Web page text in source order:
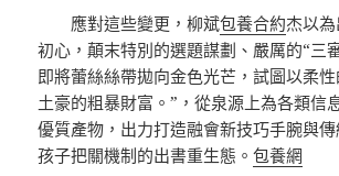
應對這些變更，柳斌包養合約杰以
初心，顛末特別的選題謀劃、嚴厲的“三
即將蕾絲絲帶拋向金色光芒，試圖以柔
土豪的粗暴財富。”，從泉源上為各類信
優質產物，出力打造融會新技巧手腕與
孩子把關機制的出書重生態。包養網